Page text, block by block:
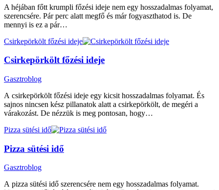
A héjában főtt krumpli főzési ideje nem egy hosszadalmas folyamat,
szerencsére. Pár perc alatt megfő és már fogyaszthatod is. De
mennyi is ez a pár…
Csirkepörkölt főzési ideje
Csirkepörkölt főzési ideje
Gasztroblog
A csirkepörkölt főzési ideje egy kicsit hosszadalmas folyamat. És
sajnos nincsen kész pillanatok alatt a csirkepörkölt, de megéri a
várakozást. De nézzük is meg pontosan, hogy…
Pizza sütési idő
Pizza sütési idő
Gasztroblog
A pizza sütési idő szerencsére nem egy hosszadalmas folyamat.